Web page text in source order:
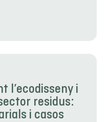
l’ecodisseny i
residus:
i casos